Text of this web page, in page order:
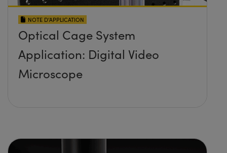
NOTE D’APPLICATION
Optical Cage System
Application: Digital Video
Microscope